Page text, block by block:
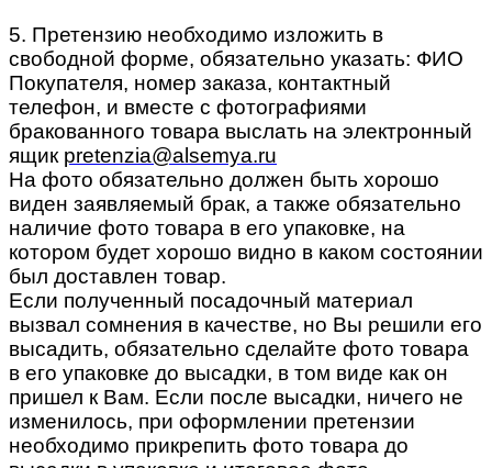
5. Претензию необходимо изложить в
свободной форме, обязательно указать: ФИО
Покупателя, номер заказа, контактный
телефон, и вместе с фотографиями
бракованного товара выслать на электронный
ящик pretenzia@alsemya.ru
На фото обязательно должен быть хорошо
виден заявляемый брак, а также обязательно
наличие фото товара в его упаковке, на
котором будет хорошо видно в каком состоянии
был доставлен товар.
Если полученный посадочный материал
вызвал сомнения в качестве, но Вы решили его
высадить, обязательно сделайте фото товара
в его упаковке до высадки, в том виде как он
пришел к Вам. Если после высадки, ничего не
изменилось, при оформлении претензии
необходимо прикрепить фото товара до